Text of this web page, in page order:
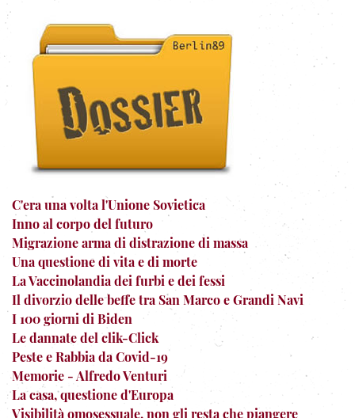
C'era una volta l'Unione Sovietica
Inno al corpo del futuro
Migrazione arma di distrazione di massa
Una questione di vita e di morte
La Vaccinolandia dei furbi e dei fessi
Il divorzio delle beffe tra San Marco e Grandi Navi
I 100 giorni di Biden
Le dannate del clik-Click
Peste e Rabbia da Covid-19
Memorie - Alfredo Venturi
La casa, questione d'Europa
Visibilità omosessuale, non gli resta che piangere